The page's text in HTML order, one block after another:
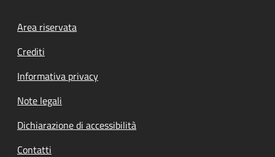
Footer menu
Area riservata
Crediti
Informativa privacy
Note legali
Dichiarazione di accessibilità
Contatti